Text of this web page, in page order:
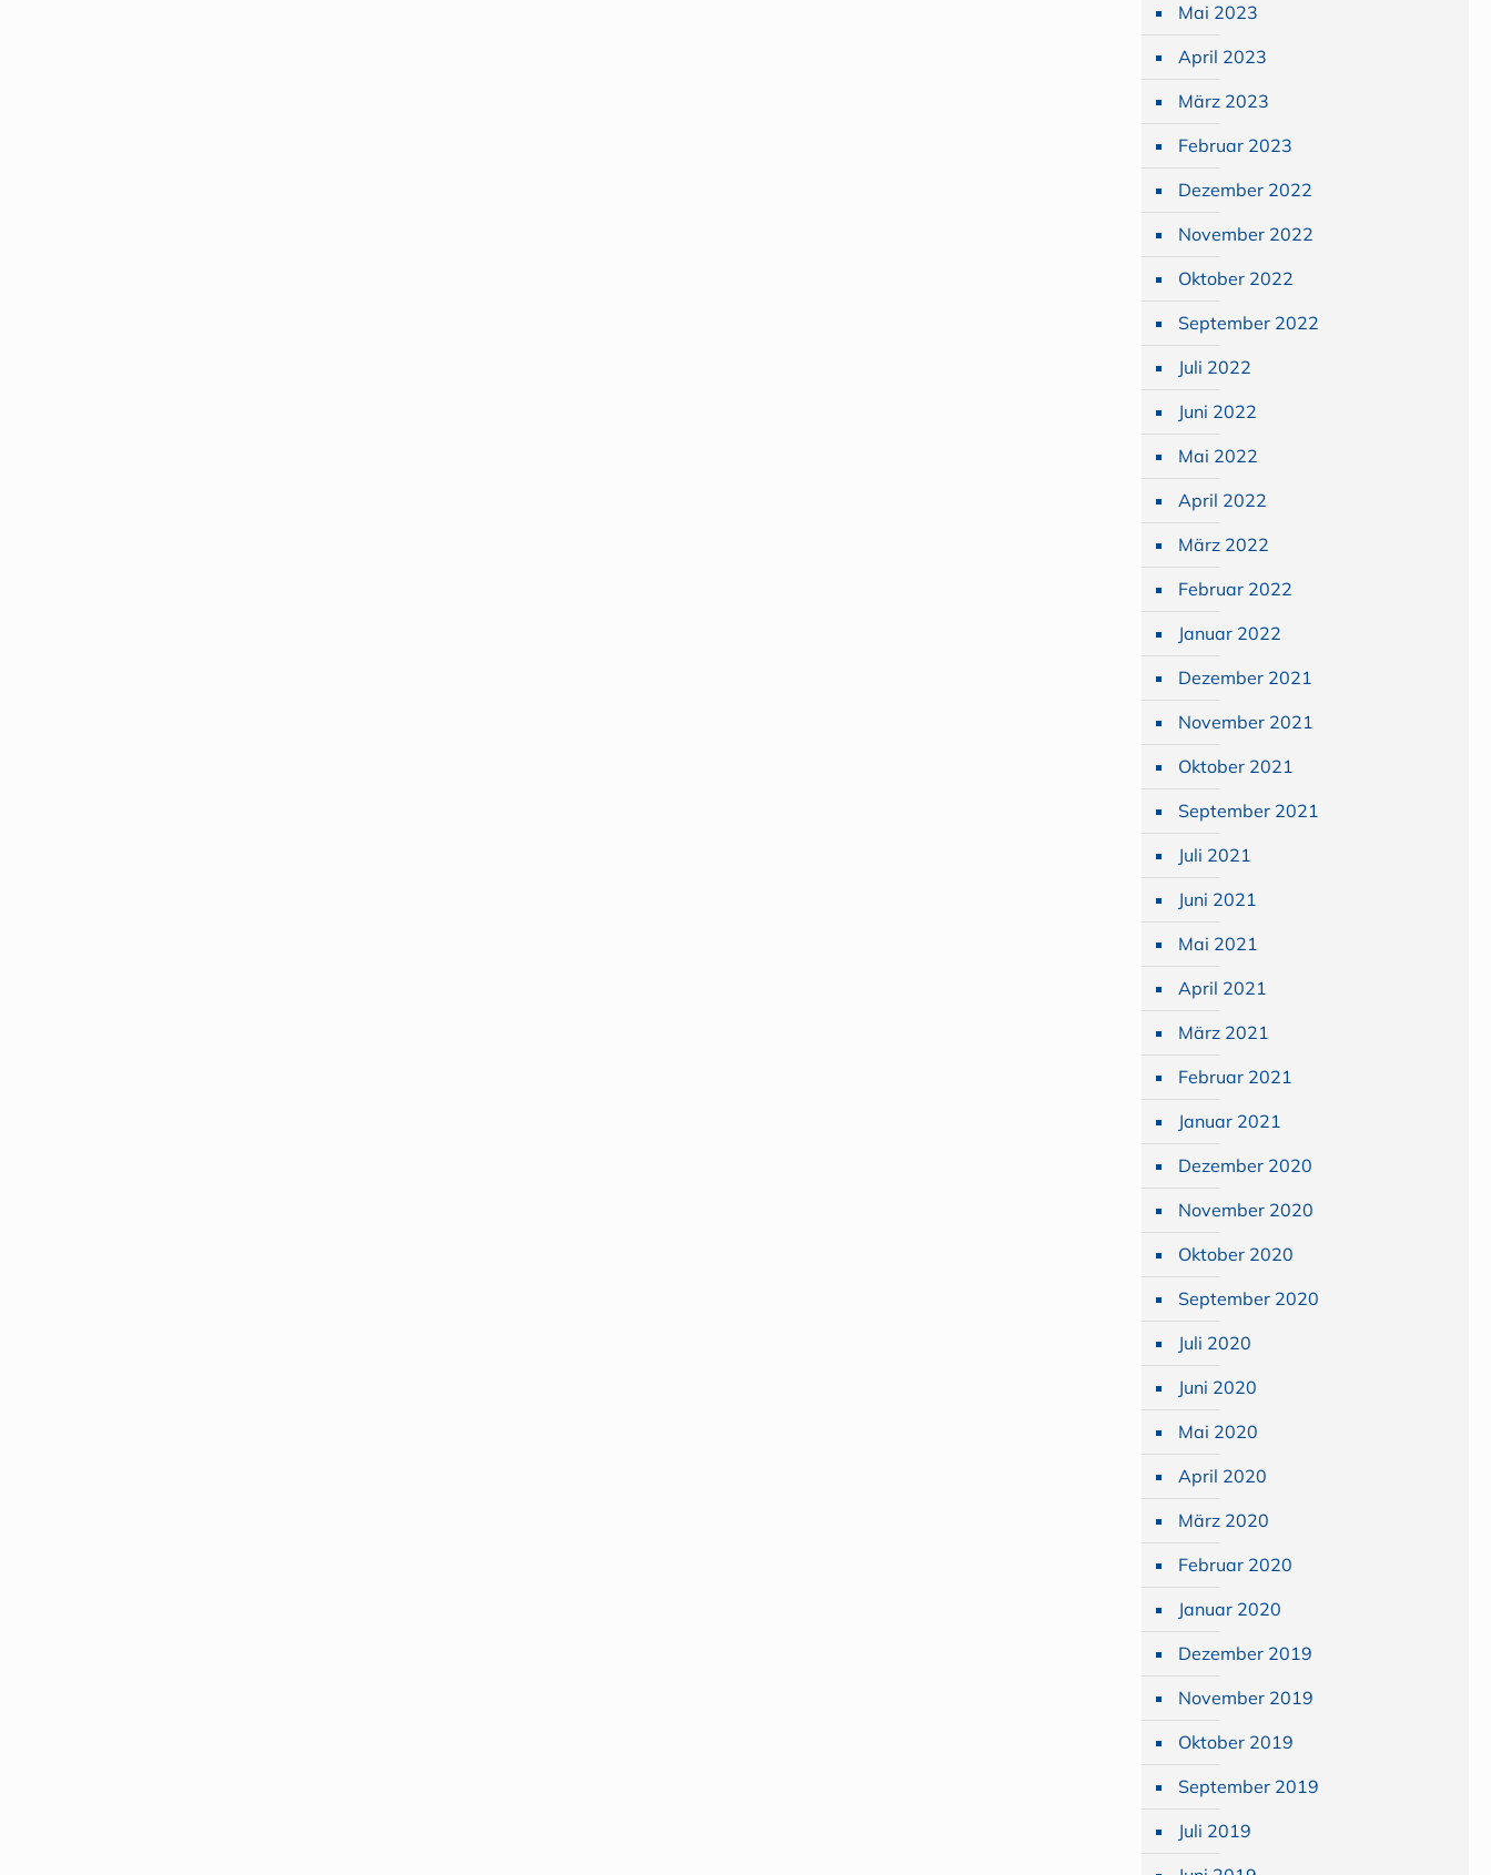
Mai 2023
April 2023
März 2023
Februar 2023
Dezember 2022
November 2022
Oktober 2022
September 2022
Juli 2022
Juni 2022
Mai 2022
April 2022
März 2022
Februar 2022
Januar 2022
Dezember 2021
November 2021
Oktober 2021
September 2021
Juli 2021
Juni 2021
Mai 2021
April 2021
März 2021
Februar 2021
Januar 2021
Dezember 2020
November 2020
Oktober 2020
September 2020
Juli 2020
Juni 2020
Mai 2020
April 2020
März 2020
Februar 2020
Januar 2020
Dezember 2019
November 2019
Oktober 2019
September 2019
Juli 2019